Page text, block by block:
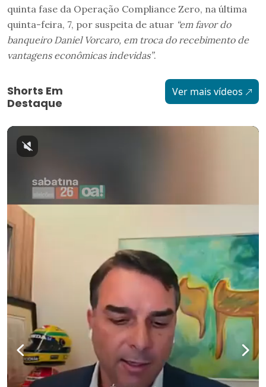
quinta fase da Operação Compliance Zero, na última
quinta-feira, 7, por suspeita de atuar “em favor do
banqueiro Daniel Vorcaro, em troca do recebimento de
vantagens econômicas indevidas”.
Shorts Em
Destaque
Ver mais vídeos